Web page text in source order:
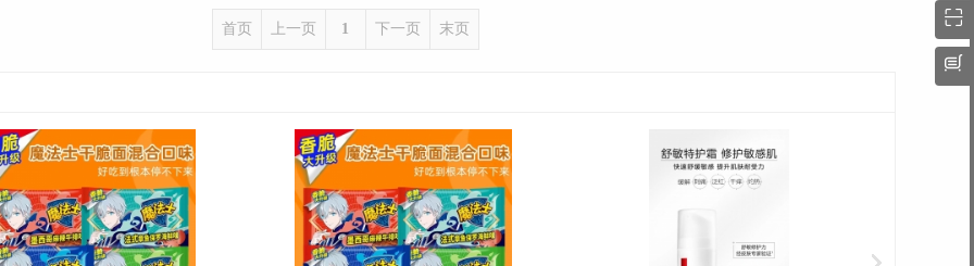
首页 上一页 1 下一页 末页